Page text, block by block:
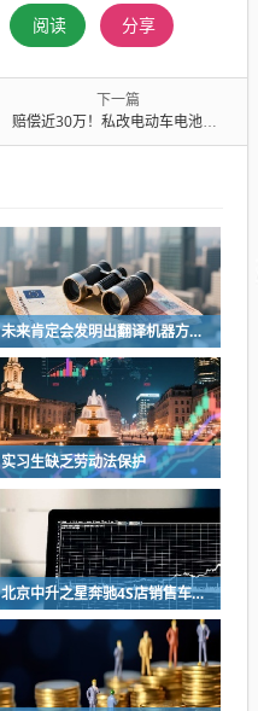
阅读 分享
下一篇
赔偿近30万！私改电动车电池酿火灾，多辆车被损毁！法院这样判
未来肯定会发明出翻译机器方便人们交流
实习生缺乏劳动法保护
北京中升之星奔驰4S店销售车辆作出虚假说明被罚1.2万元